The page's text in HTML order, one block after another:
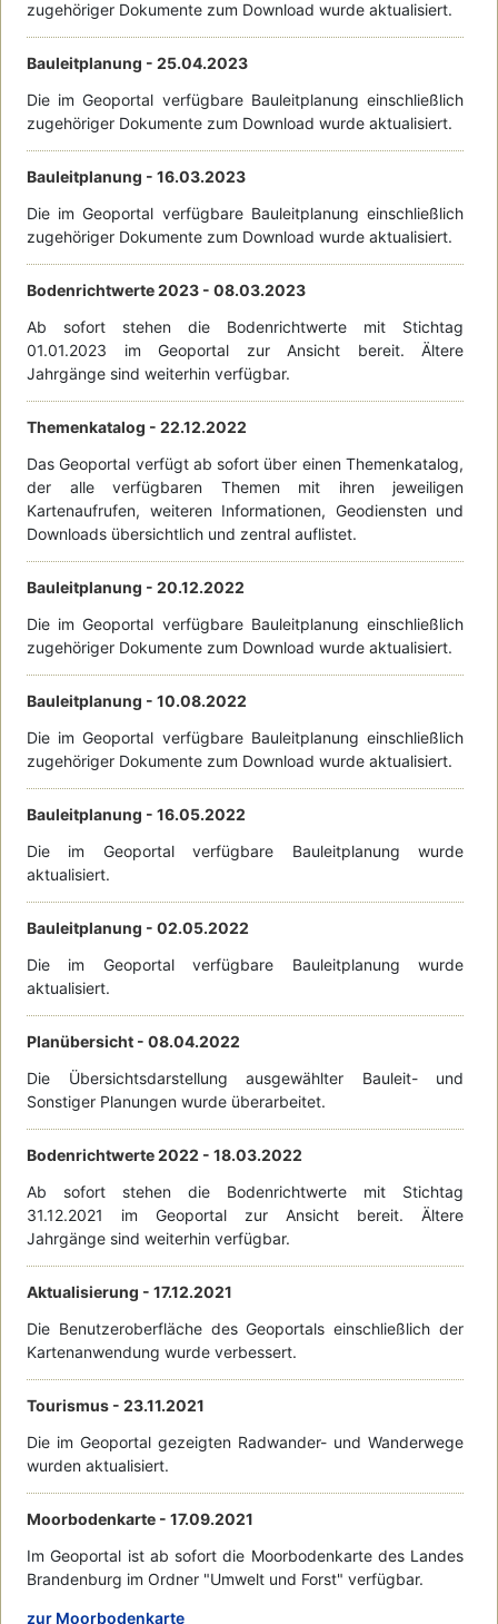
zugehöriger Dokumente zum Download wurde aktualisiert.
Bauleitplanung - 25.04.2023
Die im Geoportal verfügbare Bauleitplanung einschließlich
zugehöriger Dokumente zum Download wurde aktualisiert.
Bauleitplanung - 16.03.2023
Die im Geoportal verfügbare Bauleitplanung einschließlich
zugehöriger Dokumente zum Download wurde aktualisiert.
Bodenrichtwerte 2023 - 08.03.2023
Ab sofort stehen die Bodenrichtwerte mit Stichtag
01.01.2023 im Geoportal zur Ansicht bereit. Ältere
Jahrgänge sind weiterhin verfügbar.
Themenkatalog - 22.12.2022
Das Geoportal verfügt ab sofort über einen Themenkatalog,
der alle verfügbaren Themen mit ihren jeweiligen
Kartenaufrufen, weiteren Informationen, Geodiensten und
Downloads übersichtlich und zentral auflistet.
Bauleitplanung - 20.12.2022
Die im Geoportal verfügbare Bauleitplanung einschließlich
zugehöriger Dokumente zum Download wurde aktualisiert.
Bauleitplanung - 10.08.2022
Die im Geoportal verfügbare Bauleitplanung einschließlich
zugehöriger Dokumente zum Download wurde aktualisiert.
Bauleitplanung - 16.05.2022
Die im Geoportal verfügbare Bauleitplanung wurde
aktualisiert.
Bauleitplanung - 02.05.2022
Die im Geoportal verfügbare Bauleitplanung wurde
aktualisiert.
Planübersicht - 08.04.2022
Die Übersichtsdarstellung ausgewählter Bauleit- und
Sonstiger Planungen wurde überarbeitet.
Bodenrichtwerte 2022 - 18.03.2022
Ab sofort stehen die Bodenrichtwerte mit Stichtag
31.12.2021 im Geoportal zur Ansicht bereit. Ältere
Jahrgänge sind weiterhin verfügbar.
Aktualisierung - 17.12.2021
Die Benutzeroberfläche des Geoportals einschließlich der
Kartenanwendung wurde verbessert.
Tourismus - 23.11.2021
Die im Geoportal gezeigten Radwander- und Wanderwege
wurden aktualisiert.
Moorbodenkarte - 17.09.2021
Im Geoportal ist ab sofort die Moorbodenkarte des Landes
Brandenburg im Ordner "Umwelt und Forst" verfügbar.
zur Moorbodenkarte